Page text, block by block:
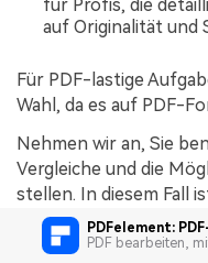
PDFelement:
PDF bearbeiten,
für Profis, die
auf Originalität und
Für PDF-lastige
Wahl, da es auf PDF-
Nehmen wir an, Sie
Vergleiche und die
stellen. In diesem Fall
geeignet,
vergleiche.